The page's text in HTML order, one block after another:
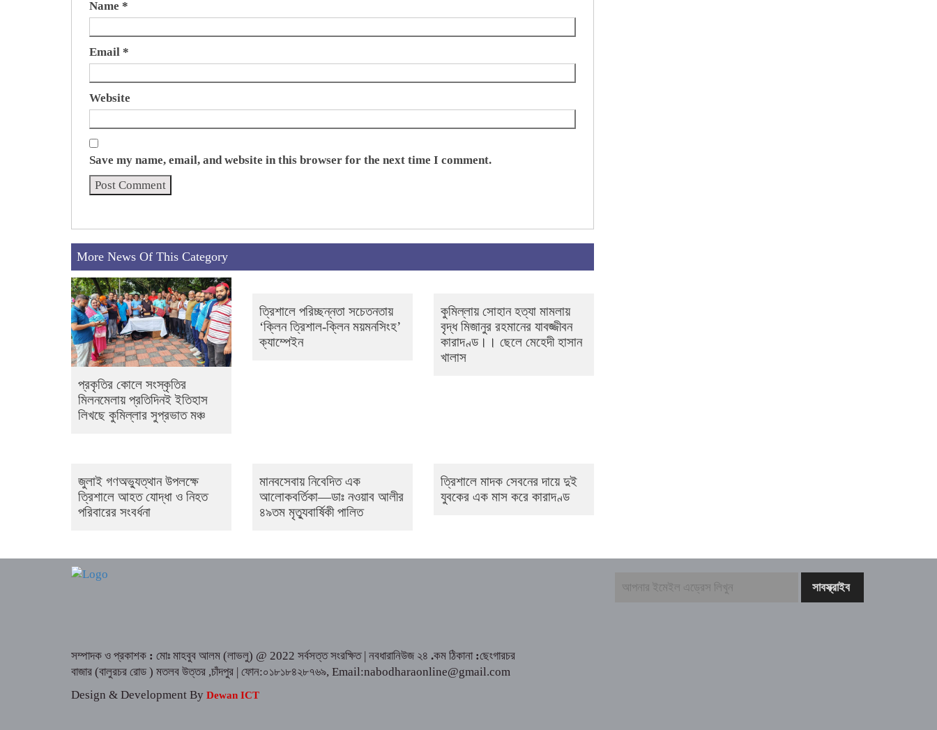
Name *
Email *
Website
Save my name, email, and website in this browser for the next time I comment.
More News Of This Category
প্রকৃতির কোলে সংস্কৃতির
মিলনমেলায় প্রতিদিনই ইতিহাস
লিখছে কুমিল্লার সুপ্রভাত মঞ্চ
ত্রিশালে পরিচ্ছন্নতা সচেতনতায়
‘ক্লিন ত্রিশাল-ক্লিন ময়মনসিংহ’
ক্যাম্পেইন
কুমিল্লায় সোহান হত্যা মামলায়
বৃদ্ধ মিজানুর রহমানের যাবজ্জীবন
কারাদণ্ড।। ছেলে মেহেদী হাসান
খালাস
জুলাই গণঅভ্যুত্থান উপলক্ষে
ত্রিশালে আহত যোদ্ধা ও নিহত
পরিবারের সংবর্ধনা
মানবসেবায় নিবেদিত এক
আলোকবর্তিকা—ডাঃ নওয়াব আলীর
৪৯তম মৃত্যুবার্ষিকী পালিত
ত্রিশালে মাদক সেবনের দায়ে দুই
যুবকের এক মাস করে কারাদণ্ড
সম্পাদক ও প্রকাশক : মোঃ মাহবুব আলম (লাভলু) @ 2022 সর্বসত্ত সংরক্ষিত | নবধারানিউজ ২৪ .কম ঠিকানা :ছেংগারচর
বাজার (বালুরচর রোড ) মতলব উত্তর ,চাঁদপুর | ফোন:০১৮১৮৪২৮৭৬৯, Email:nabodharaonline@gmail.com
Design & Development By Dewan ICT